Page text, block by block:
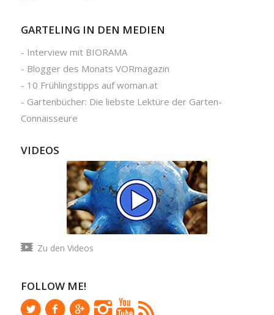
GARTELING IN DEN MEDIEN
- Interview mit BIORAMA
- Blogger des Monats VORmagazin
- 10 Frühlingstipps auf woman.at
- Gartenbücher: Die liebste Lektüre der Garten-
Connaisseure
VIDEOS
Zu den Videos
FOLLOW ME!